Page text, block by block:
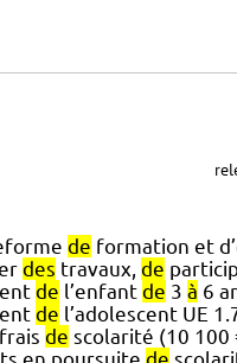
de formation et
des travaux, de
de l’enfant de 3 à 6
de l’adolescent UE
frais de scolarité (10 100